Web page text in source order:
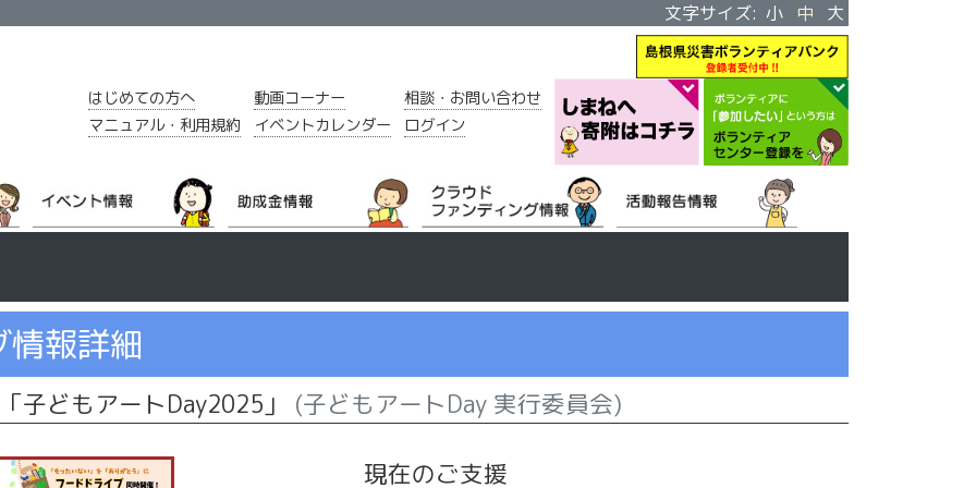
文字サイズ: 小 中 大
はじめての方へ
マニュアル・利用規約
動画コーナー
イベントカレンダー
相談・お問い合わせ
ログイン
報詳細
子どもアートDay2025」 (子どもアートDay 実行委員会)
現在のご支援